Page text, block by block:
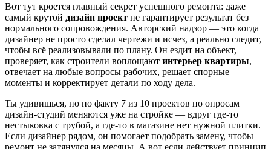
Вот тут кроется главный секрет успешного ремонта: даже
самый крутой дизайн проект не гарантирует результат без
нормального сопровождения. Авторский надзор — это когда
дизайнер не просто сделал чертежи и исчез, а реально следит,
чтобы всё реализовывали по плану. Он ездит на объект,
проверяет, как строители воплощают интерьер квартиры,
отвечает на любые вопросы рабочих, решает спорные
моменты и корректирует детали по ходу дела.
Ты удивишься, но по факту 7 из 10 проектов по опросам
дизайн-студий меняются уже на стройке — вдруг где-то
нестыковка с трубой, а где-то в магазине нет нужной плитки.
Если дизайнер рядом, он помогает подобрать замену, чтобы
ремонт не затянулся на месяцы. А вот если действует принцип